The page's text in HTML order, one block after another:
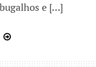
e […]
história